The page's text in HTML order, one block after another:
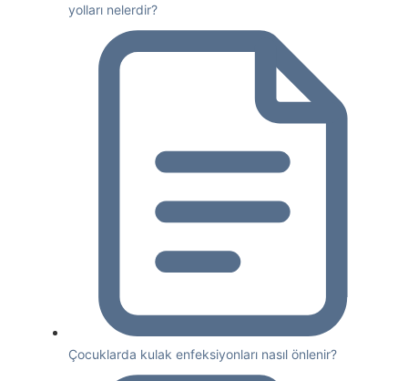
yolları nelerdir?
Çocuklarda kulak enfeksiyonları nasıl önlenir?